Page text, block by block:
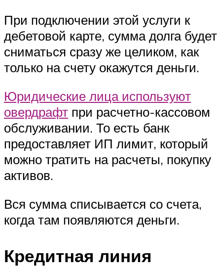
При подключении этой услуги к
дебетовой карте, сумма долга будет
сниматься сразу же целиком, как
только на счету окажутся деньги.
Юридические лица используют
овердрафт при расчетно-кассовом
обслуживании. То есть банк
предоставляет ИП лимит, который
можно тратить на расчеты, покупку
активов.
Вся сумма списывается со счета,
когда там появляются деньги.
Кредитная линия